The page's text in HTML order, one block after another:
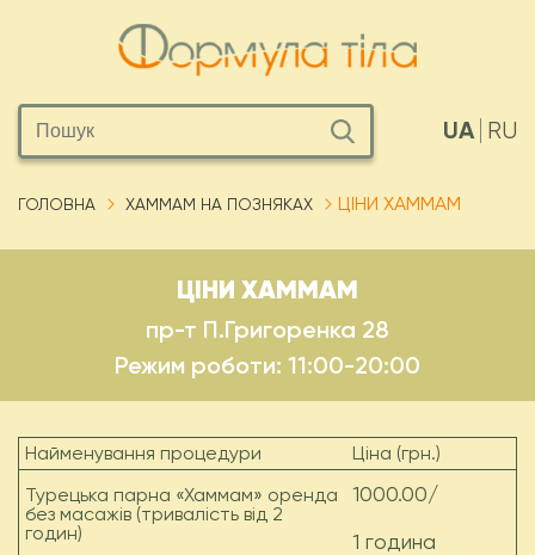
RU
UA
ГОЛОВНА ХАММАМ НА ПОЗНЯКАХ ЦІНИ ХАММАМ
ЦІНИ ХАММАМ
пр-т П.Григоренка 28
Режим роботи: 11:00-20:00
Найменування процедури
Ціна (грн.)
Турецька парна «Хаммам» оренда
без масажів (тривалість від 2
годин)
1000.00/
1 година